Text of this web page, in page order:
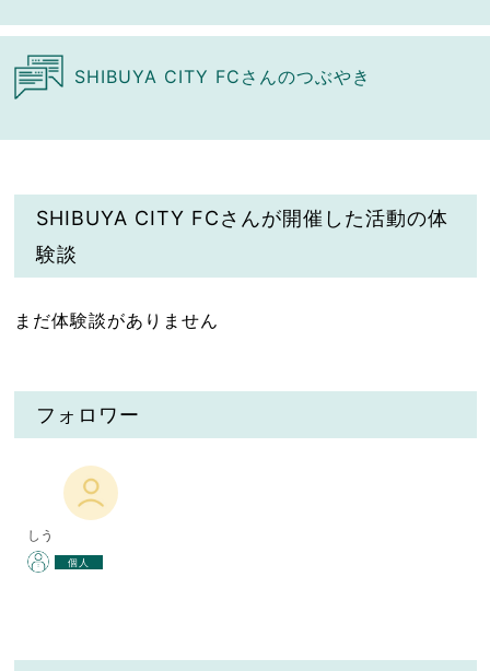
SHIBUYA CITY FCさんのつぶやき
SHIBUYA CITY FCさんが開催した活動の体
験談
まだ体験談がありません
フォロワー
しう
個人